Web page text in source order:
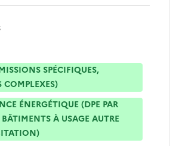
SPÉCIFIQUES,
COMPLEXES)
ÉNERGÉTIQUE (DPE PAR
À USAGE AUTRE